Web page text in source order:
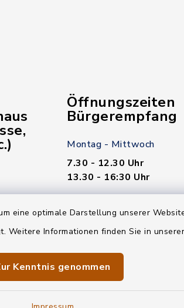
eine optimale Darstellung unserer
Weitere Informationen finden Sie in
Kenntnis genommen
Öffnungszeiten
Bürgerempfang
Montag - Mittwoch
7.30 - 12.30 Uhr
13.30 - 16:30 Uhr
13.30 - 18.00 Uhr
Freitag
7.30 - 12.30 Uhr